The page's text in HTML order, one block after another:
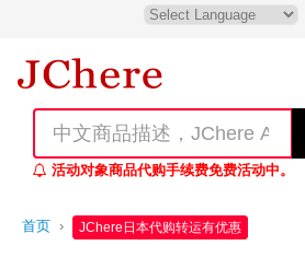
活动对象商品代购手续费免费活动中。
首页 › JChere日本代购转运有优惠